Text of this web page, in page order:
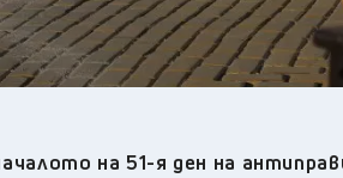
Хасково , 34°C
Шумен, 34 °C
Ямбол, 35°C
на 51-я ден на